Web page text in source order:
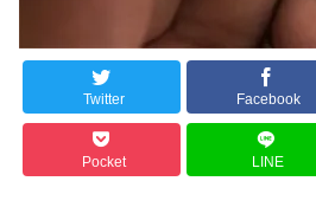
Twitter Facebook
Pocket LINE